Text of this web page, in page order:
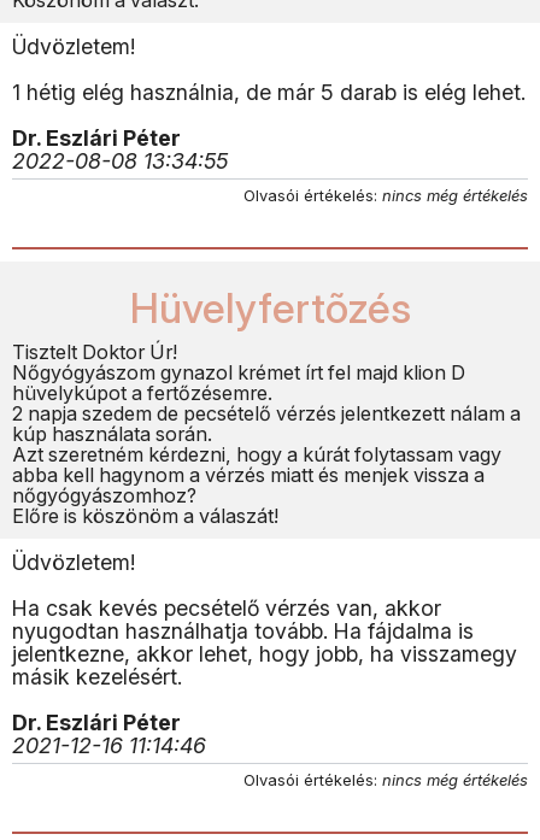
Üdvözletem!
1 hétig elég használnia, de már 5 darab is elég lehet.
Dr. Eszlári Péter
2022-08-08 13:34:55
Olvasói értékelés: nincs még értékelés
Hüvelyfertõzés
Tisztelt Doktor Úr!
Nőgyógyászom gynazol krémet írt fel majd klion D
hüvelykúpot a fertőzésemre.
2 napja szedem de pecsételő vérzés jelentkezett nálam a
kúp használata során.
Azt szeretném kérdezni, hogy a kúrát folytassam vagy
abba kell hagynom a vérzés miatt és menjek vissza a
nőgyógyászomhoz?
Előre is köszönöm a válaszát!
Üdvözletem!
Ha csak kevés pecsételő vérzés van, akkor
nyugodtan használhatja tovább. Ha fájdalma is
jelentkezne, akkor lehet, hogy jobb, ha visszamegy
másik kezelésért.
Dr. Eszlári Péter
2021-12-16 11:14:46
Olvasói értékelés: nincs még értékelés